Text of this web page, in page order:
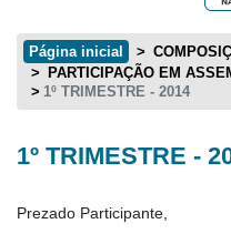
Página inicial
PARTICIPAÇÃO EM
1º TRIMESTRE - 2014
Conteúdo principal
1º TRIMESTRE -
Prezado Participante,